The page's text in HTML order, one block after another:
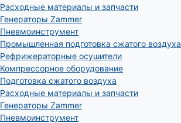
Расходные материалы и запчасти
Генераторы Zammer
Пневмоинструмент
Промышленная подготовка сжатого воздуха
Рефрижераторные осушители
Компрессорное оборудование
Подготовка сжатого воздуха
Расходные материалы и запчасти
Генераторы Zammer
Пневмоинструмент